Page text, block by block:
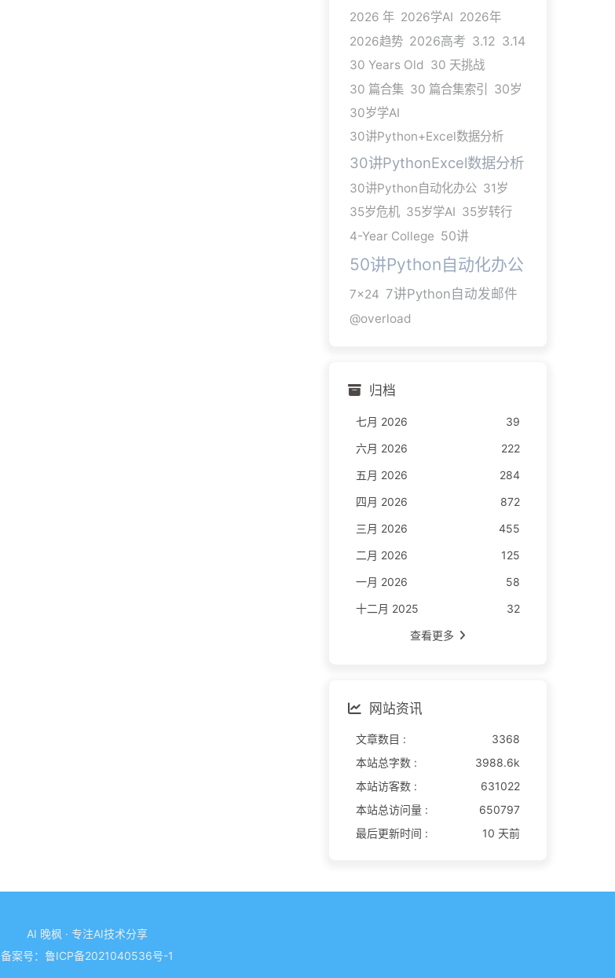
2026 年 2026学AI 2026年
2026趋势 2026高考 3.12 3.14
30 Years Old 30 天挑战
30 篇合集 30 篇合集索引
30岁
30岁学AI
30讲Python+Excel数据分析
30讲PythonExcel数据分析
30讲Python自动化办公 31岁
35岁危机 35岁学AI 35岁转行
4-Year College 50讲
50讲Python自动化办公
7x24 7讲Python自动发邮件
@overload
归档
七月 2026
39
六月 2026
222
五月 2026
284
四月 2026
872
三月 2026
455
二月 2026
125
一月 2026
58
十二月 2025
32
查看更多
网站资讯
文章数目 :
3368
本站总字数 :
3988.6k
本站访客数 :
631022
本站总访问量 :
650797
最后更新时间 :
10 天前
AI 晚枫 · 专注AI技术分享
备案号： 鲁ICP备2021040536号-1